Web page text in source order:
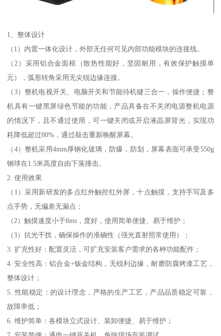
1、整体设计
（1）内置一体化设计，外部无任何可见内部功能模块的连接线。
（2）采用铝合金面框（散热性能好，坚固耐用，有效保护触摸单
元），弧形转角采用无尖锐边缘连接。
（3）整机电视开关、电脑开关和节能待机键三合一，操作便捷；整
机具有一键黑屏绿色节能的功能，产品具备在不关闭电源整机电源
的情况下，且不通过使用，可一键关闭或开启液晶屏背光，实现功
耗降低超过80%，通过敲击重新唤醒屏幕。
（4）整机采用4mm厚钢化玻璃，防爆，防划，屏幕表面可承受550g
钢球在1.5米高度自由下落撞击。
2. 使用效果
（1）采用新研发的多点红外触控红外屏，十点触摸，支持手写及多
点手势，无偏差无漏点；
（2）触摸速度小于8ms，度好，使用简单便捷、易于维护；
（3）抗光干扰，确保操作的准确性（强光直射照常使用）；
3. 扩充性好：配置灵活，可扩充安装客户需求的各种功能配件；
4. 安全性高：铝合金+钣金结构，无锐利边缘，耐磨防腐烤漆工艺，
整体设计；
5. 性能稳定：的设计理念，严格的生产工艺，产品品质稳定可靠，
故障率低；
6. 维护简单：各模块立式设计、装卸便捷、易于维护；